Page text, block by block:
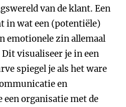
van de klant. Een
in wat een (potentiële)
emotionele zin allemaal
visualiseer je in een
spiegel je als het ware
en
organisatie met de